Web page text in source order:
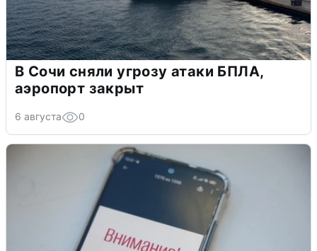
В Сочи сняли угрозу атаки БПЛА,
аэропорт закрыт
6 августа 0